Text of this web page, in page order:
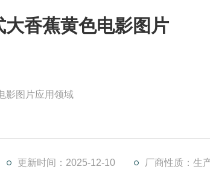
香蕉黄色电影图片
影图片应用领域
轮，能达到大的传热膜系 数，故常用于传热、
更新时间：2025-12-10 厂商性质：生